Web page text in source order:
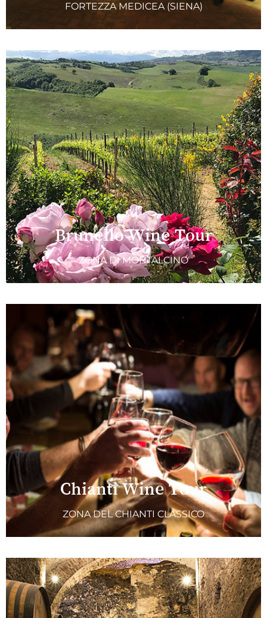
FORTEZZA MEDICEA (SIENA)
Brunello Wine Tour
ZONA DI MONTALCINO
Chianti Wine Tour
ZONA DEL CHIANTI CLASSICO